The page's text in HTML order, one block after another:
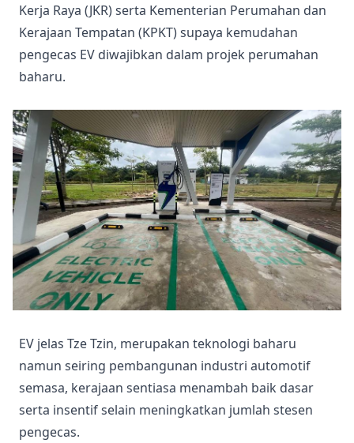
Kerja Raya (JKR) serta Kementerian Perumahan dan
Kerajaan Tempatan (KPKT) supaya kemudahan
pengecas EV diwajibkan dalam projek perumahan
baharu.
EV jelas Tze Tzin, merupakan teknologi baharu
namun seiring pembangunan industri automotif
semasa, kerajaan sentiasa menambah baik dasar
serta insentif selain meningkatkan jumlah stesen
pengecas.